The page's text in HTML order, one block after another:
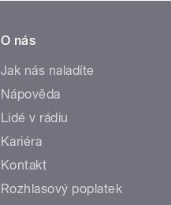
O nás
Jak nás naladíte
Nápověda
Lidé v rádiu
Kariéra
Kontakt
Rozhlasový poplatek